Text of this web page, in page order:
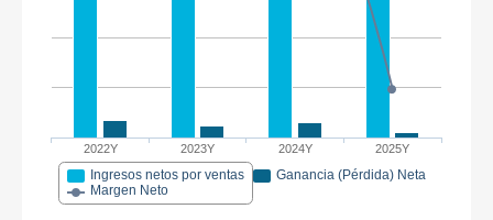
2022Y 2023Y 2024Y 2025Y
Ingresos netos por ventas
Ganancia (Pérdida) Neta
Margen Neto